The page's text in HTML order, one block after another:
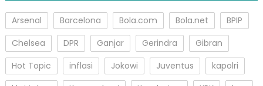
Arsenal Barcelona Bola.com Bola.net
BPIP
Chelsea
DPR Ganjar Gerindra
Gibran
Hot Topic
inflasi Jokowi Juventus
kapolri